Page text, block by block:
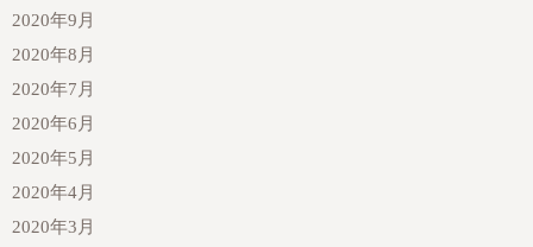
2020年9月
2020年8月
2020年7月
2020年6月
2020年5月
2020年4月
2020年3月